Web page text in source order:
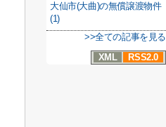
大仙市(大曲)の無償譲渡物件
(1)
>>全ての記事を見る
XML
RSS2.0